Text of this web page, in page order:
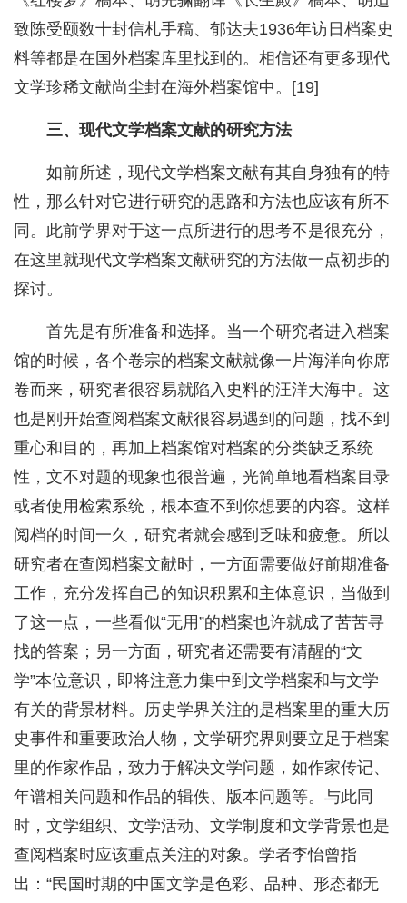
致陈受颐数十封信札手稿、郁达夫1936年访日档案史
料等都是在国外档案库里找到的。相信还有更多现代
文学珍稀文献尚尘封在海外档案馆中。[19]
三、现代文学档案文献的研究方法
如前所述，现代文学档案文献有其自身独有的特
性，那么针对它进行研究的思路和方法也应该有所不
同。此前学界对于这一点所进行的思考不是很充分，
在这里就现代文学档案文献研究的方法做一点初步的
探讨。
首先是有所准备和选择。当一个研究者进入档案
馆的时候，各个卷宗的档案文献就像一片海洋向你席
卷而来，研究者很容易就陷入史料的汪洋大海中。这
也是刚开始查阅档案文献很容易遇到的问题，找不到
重心和目的，再加上档案馆对档案的分类缺乏系统
性，文不对题的现象也很普遍，光简单地看档案目录
或者使用检索系统，根本查不到你想要的内容。这样
阅档的时间一久，研究者就会感到乏味和疲惫。所以
研究者在查阅档案文献时，一方面需要做好前期准备
工作，充分发挥自己的知识积累和主体意识，当做到
了这一点，一些看似“无用”的档案也许就成了苦苦寻
找的答案；另一方面，研究者还需要有清醒的“文
学”本位意识，即将注意力集中到文学档案和与文学
有关的背景材料。历史学界关注的是档案里的重大历
史事件和重要政治人物，文学研究界则要立足于档案
里的作家作品，致力于解决文学问题，如作家传记、
年谱相关问题和作品的辑佚、版本问题等。与此同
时，文学组织、文学活动、文学制度和文学背景也是
查阅档案时应该重点关注的对象。学者李怡曾指
出：“民国时期的中国文学是色彩、品种、形态都无